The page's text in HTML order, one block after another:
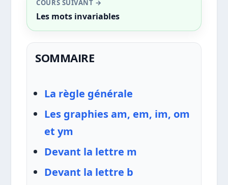
COURS SUIVANT →
Les mots invariables
SOMMAIRE
La règle générale
Les graphies am, em, im, om
et ym
Devant la lettre m
Devant la lettre b